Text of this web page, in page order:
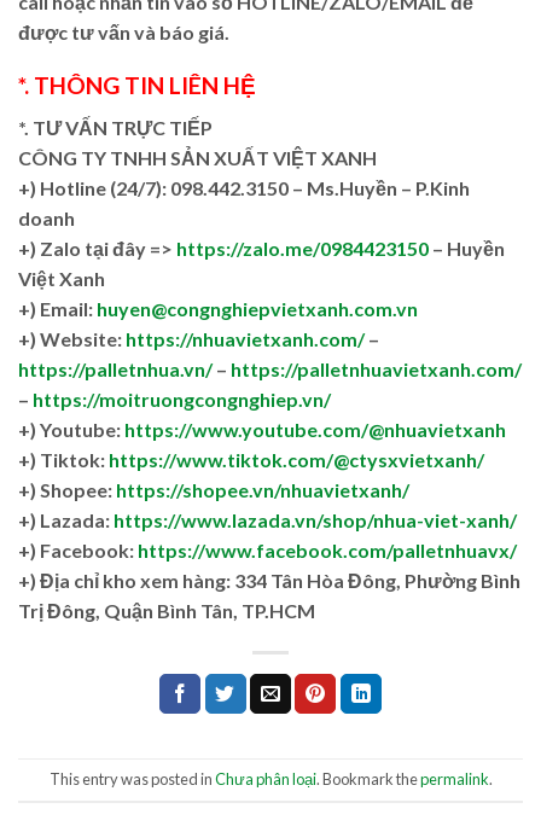
được tư vấn và báo giá.
*. THÔNG TIN LIÊN HỆ
*. TƯ VẤN TRỰC TIẾP
CÔNG TY TNHH SẢN XUẤT VIỆT XANH
+) Hotline (24/7): 098.442.3150 – Ms.Huyền – P.Kinh
doanh
+) Zalo tại đây => https://zalo.me/0984423150 – Huyền
Việt Xanh
+) Email: huyen@congnghiepvietxanh.com.vn
+) Website: https://nhuavietxanh.com/–
https://palletnhua.vn/– https://palletnhuavietxanh.com/
– https://moitruongcongnghiep.vn/
+) Youtube: https://www.youtube.com/@nhuavietxanh
+) Tiktok: https://www.tiktok.com/@ctysxvietxanh/
+) Shopee: https://shopee.vn/nhuavietxanh/
+) Lazada: https://www.lazada.vn/shop/nhua-viet-xanh/
+) Facebook: https://www.facebook.com/palletnhuavx/
+) Địa chỉ kho xem hàng: 334 Tân Hòa Đông, Phường Bình
Trị Đông, Quận Bình Tân, TP.HCM
This entry was posted inChưa phân loại. Bookmark thepermalink.